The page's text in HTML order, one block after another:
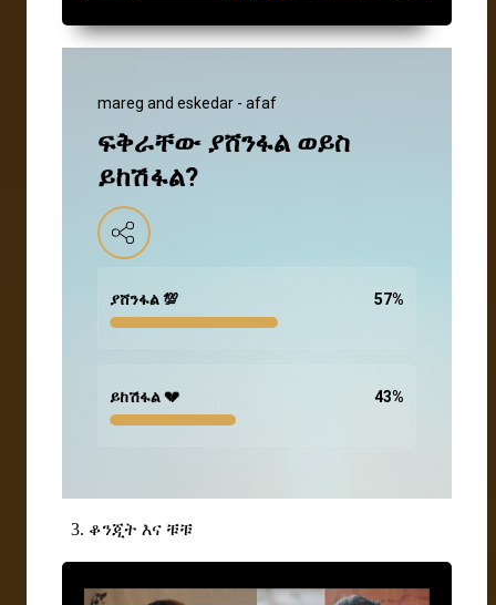
mareg and eskedar - afaf
ፍቅራቸው ያሸንፋል ወይስ
ይከሽፋል?
ያሸንፋል 💯 57%
ይከሽፋል 💔 43%
3. ቆንጂት እና ቹቹ